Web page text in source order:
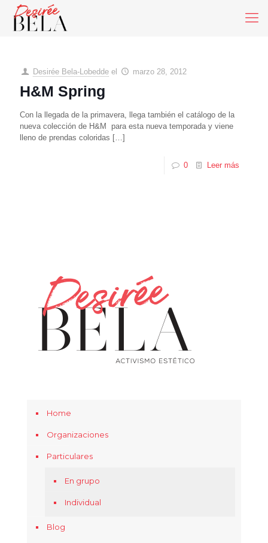
Desirée Bela-Lobedde el marzo 28, 2012
H&M Spring
Con la llegada de la primavera, llega también el catálogo de la
nueva colección de H&M para esta nueva temporada y viene
lleno de prendas coloridas […]
0 Leer más
Home
Organizaciones
Particulares
En grupo
Individual
Blog